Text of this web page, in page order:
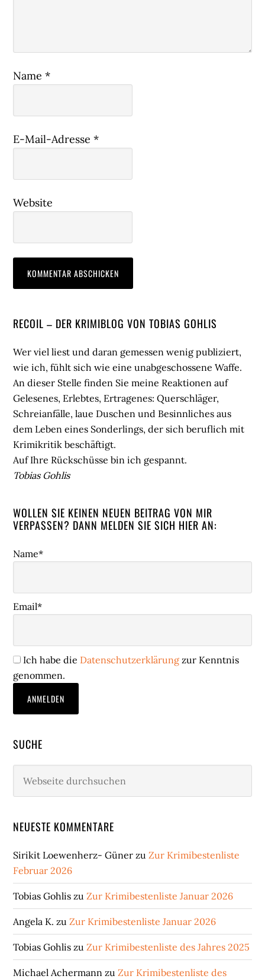
Name*
E-Mail-Adresse*
Website
Seitenspalte
RECOIL – DER KRIMIBLOG VON TOBIAS GOHLIS
Wer viel liest und daran gemessen wenig publiziert,
wie ich, fühlt sich wie eine unabgeschossene Waffe.
An dieser Stelle finden Sie meine Reaktionen auf
Gelesenes, Erlebtes, Ertragenes: Querschläger,
Schreianfälle, laue Duschen und Besinnliches aus
dem Leben eines Sonderlings, der sich beruflich mit
Krimikritik beschäftigt.
Auf Ihre Rückschüsse bin ich gespannt.
Tobias Gohlis
WOLLEN SIE KEINEN NEUEN BEITRAG VON MIR
VERPASSEN? DANN MELDEN SIE SICH HIER AN:
Name*
Email*
Ich habe die Datenschutzerklärung zur Kenntnis
genommen.
SUCHE
durchsuchen
NEUESTE KOMMENTARE
Sirikit Loewenherz- Güner zuZur Krimibestenliste
Februar 2026
Tobias Gohlis zuZur Krimibestenliste Januar 2026
Angela K. zuZur Krimibestenliste Januar 2026
Tobias Gohlis zuZur Krimibestenliste des Jahres 2025
Michael Achermann zuZur Krimibestenliste des